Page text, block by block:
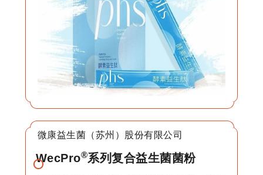
微康益生菌（苏州）股份有限公司
WecPro®系列复合益生菌菌粉